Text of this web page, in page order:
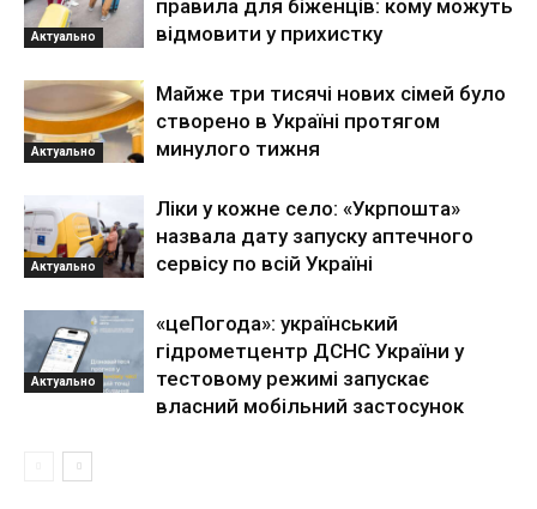
Актуально
правила для біженців: кому можуть
відмовити у прихистку
Актуально
Майже три тисячі нових сімей було
створено в Україні протягом
минулого тижня
Актуально
Ліки у кожне село: «Укрпошта»
назвала дату запуску аптечного
сервісу по всій Україні
Актуально
«цеПогода»: український
гідрометцентр ДСНС України у
тестовому режимі запускає
власний мобільний застосунок